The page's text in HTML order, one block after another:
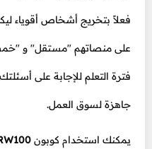
فعلاً بتخريج أشخاص أقوياء
على منصاتهم "مستقل" و
فترة التعلم للإجابة على
جاهزة لسوق العمل.
يمكنك استخدام كوبون